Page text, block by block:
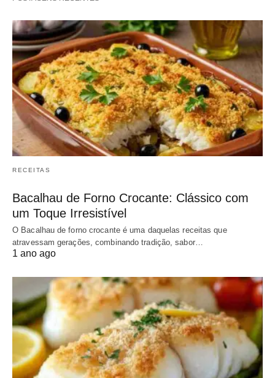
RECEITAS
Bacalhau de Forno Crocante: Clássico com
um Toque Irresistível
O Bacalhau de forno crocante é uma daquelas receitas que
atravessam gerações, combinando tradição, sabor…
1 ano ago